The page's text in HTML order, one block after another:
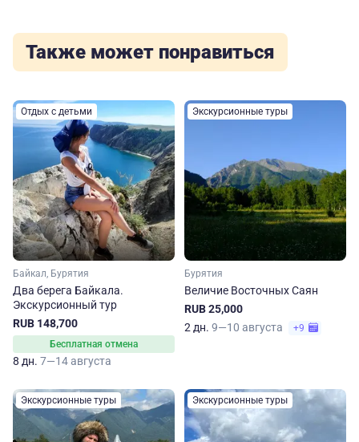
Также может понравиться
Отдых с детьми
Байкал, Бурятия
Два берега Байкала.
Экскурсионный тур
RUB 148,700
Бесплатная отмена
8 дн. 7—14 августа
Экскурсионные туры
Бурятия
Величие Восточных Саян
RUB 25,000
2 дн. 9—10 августа +9
Экскурсионные туры Экскурсионные туры